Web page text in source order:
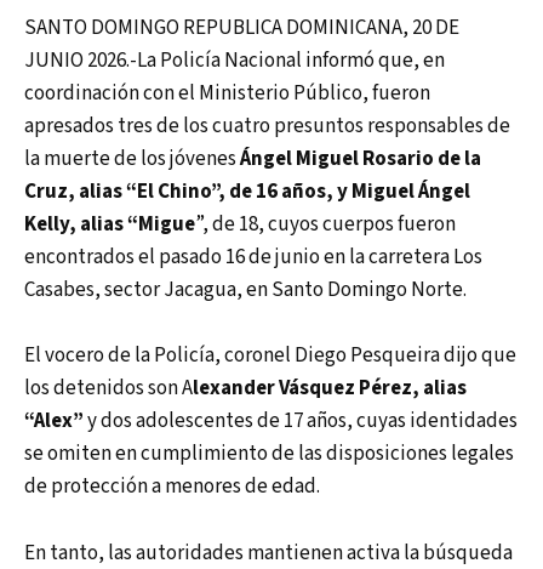
SANTO DOMINGO REPUBLICA DOMINICANA, 20 DE
JUNIO 2026.-La Policía Nacional informó que, en
coordinación con el Ministerio Público, fueron
apresados tres de los cuatro presuntos responsables de
la muerte de los jóvenesÁngel Miguel Rosario de la
Cruz, alias “El Chino”, de 16 años, y Miguel Ángel
Kelly, alias “Migue”, de 18, cuyos cuerpos fueron
encontrados el pasado 16 de junio en la carretera Los
Casabes, sector Jacagua, en Santo Domingo Norte.
El vocero de la Policía, coronel Diego Pesqueira dijo que
los detenidos son Alexander Vásquez Pérez, alias
“Alex”y dos adolescentes de 17 años, cuyas identidades
se omiten en cumplimiento de las disposiciones legales
de protección a menores de edad.
En tanto, las autoridades mantienen activa la búsqueda